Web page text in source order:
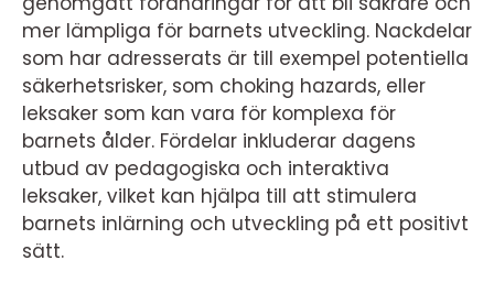
mer lämpliga för barnets utveckling. Nackdelar
som har adresserats är till exempel potentiella
säkerhetsrisker, som choking hazards, eller
leksaker som kan vara för komplexa för
barnets ålder. Fördelar inkluderar dagens
utbud av pedagogiska och interaktiva
leksaker, vilket kan hjälpa till att stimulera
barnets inlärning och utveckling på ett positivt
sätt.